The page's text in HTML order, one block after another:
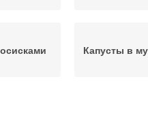
Капусты в